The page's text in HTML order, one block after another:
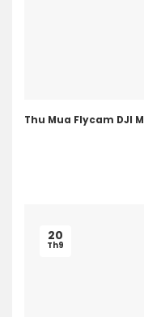
Thu Mua Flycam DJI
20
Th9